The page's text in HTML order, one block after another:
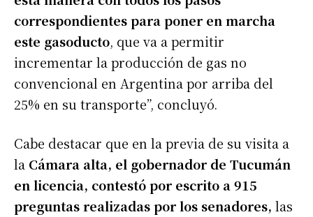
correspondientes para poner en marcha
este gasoducto, que va a permitir
incrementar la producción de gas no
convencional en Argentina por arriba del
25% en su transporte”, concluyó.
Cabe destacar que en la previa de su visita a
la Cámara alta, el gobernador de Tucumán
en licencia, contestó por escrito a 915
preguntas realizadas por los senadores, las